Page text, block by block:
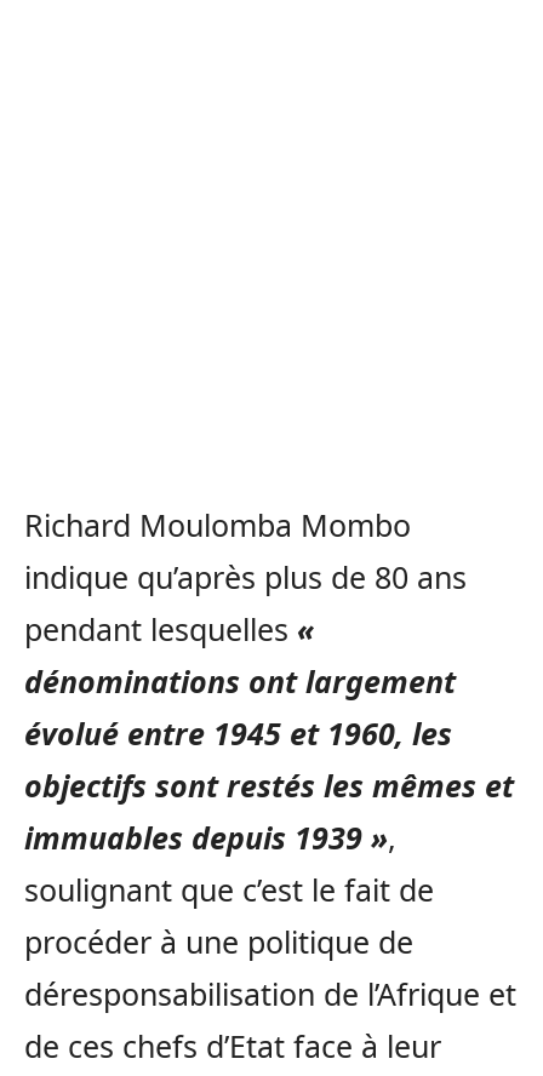
Richard Moulomba Mombo
indique qu’après plus de 80 ans
pendant lesquelles «
dénominations ont largement
évolué entre 1945 et 1960, les
objectifs sont restés les mêmes et
immuables depuis 1939 »,
soulignant que c’est le fait de
procéder à une politique de
déresponsabilisation de l’Afrique et
de ces chefs d’Etat face à leur